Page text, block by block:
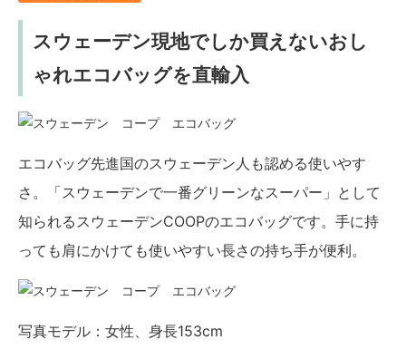
スウェーデン現地でしか買えないおし
ゃれエコバッグを直輸入
エコバッグ先進国のスウェーデン人も認める使いやす
さ。「スウェーデンで一番グリーンなスーパー」として
知られるスウェーデンCOOPのエコバッグです。手に持
っても肩にかけても使いやすい長さの持ち手が便利。
写真モデル：女性、身長153cm